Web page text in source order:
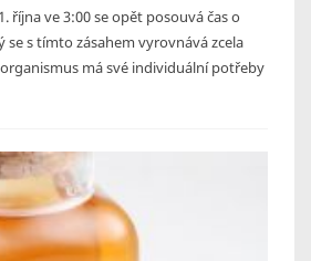
října ve 3:00 se opět posouvá čas o
se s tímto zásahem vyrovnává zcela
má své individuální potřeby